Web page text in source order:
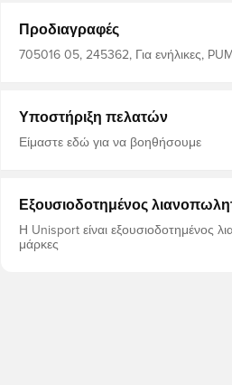
Προδιαγραφές
705016 05, 245362, Για ενήλικες,
Υποστήριξη πελατών
Είμαστε εδώ για να βοηθήσουμε
Εξουσιοδοτημένος
Η Unisport είναι εξουσιοδοτημένος
μάρκες